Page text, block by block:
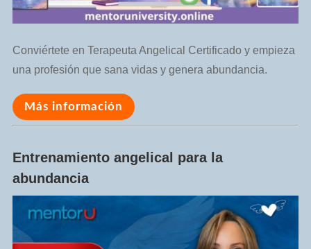
Conviértete en Terapeuta Angelical Certificado y empieza
una profesión que sana vidas y genera abundancia.
Más información
Entrenamiento angelical para la
abundancia